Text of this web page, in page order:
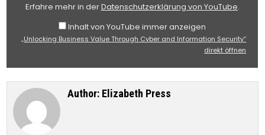
ANZEIGENErfahre mehr in derDatenschutzerklärung von YouTube.
Inhalt von YouTube immer anzeigen
„Unlocking Business Value Through Cyber and Information Security“
direkt öffnen
Author: Elizabeth Press